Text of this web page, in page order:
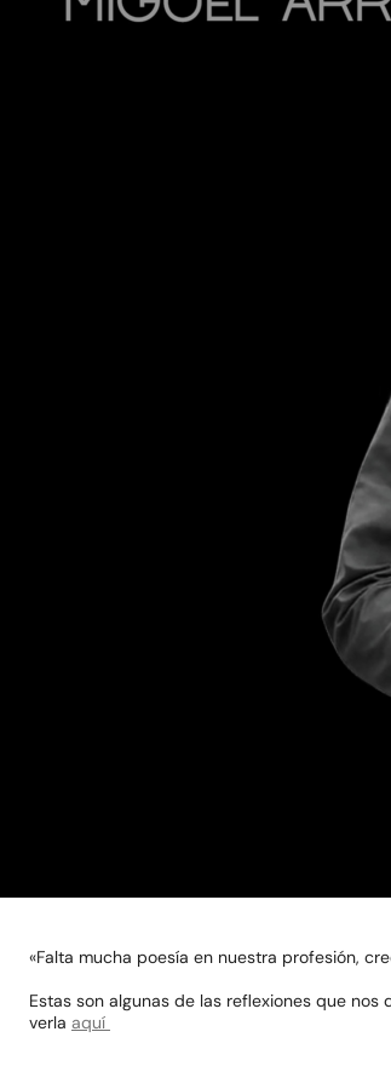
«Falta mucha poesía en nuestra profesión,
Estas son algunas de las reflexiones que
verla aquí